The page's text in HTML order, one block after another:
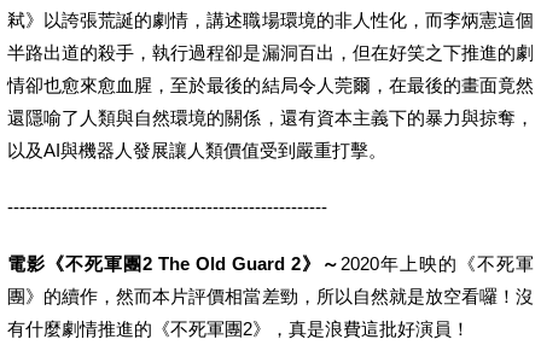
弒》以誇張荒誕的劇情，講述職場環境的非人性化，而李炳憲這個
半路出道的殺手，執行過程卻是漏洞百出，但在好笑之下推進的劇
情卻也愈來愈血腥，至於最後的結局令人莞爾，在最後的畫面竟然
還隱喻了人類與自然環境的關係，還有資本主義下的暴力與掠奪，
以及AI與機器人發展讓人類價值受到嚴重打擊。
-----------------------------------------------------
電影《不死軍團2 The Old Guard 2》～ 2020年上映的《不死軍
團》的續作，然而本片評價相當差勁，所以自然就是放空看囉！沒
有什麼劇情推進的《不死軍團2》，真是浪費這批好演員！